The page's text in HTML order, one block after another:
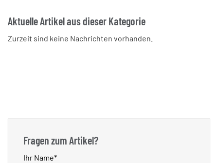
Aktuelle Artikel aus dieser Kategorie
Zurzeit sind keine Nachrichten vorhanden.
Fragen zum Artikel?
Pflichtfeld
Ihr Name*